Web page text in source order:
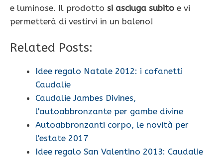
e luminose. Il prodotto si asciuga subito e vi
permetterà di vestirvi in un baleno!
Related Posts:
Idee regalo Natale 2012: i cofanetti
Caudalie
Caudalie Jambes Divines,
l'autoabbronzante per gambe divine
Autoabbronzanti corpo, le novità per
l'estate 2017
Idee regalo San Valentino 2013: Caudalie